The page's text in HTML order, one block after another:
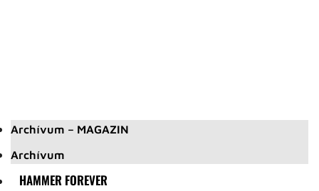
Archívum – MAGAZIN
Archívum
HAMMER FOREVER